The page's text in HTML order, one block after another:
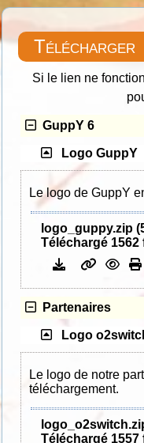
Télécharger
Si le lien ne
GuppY 6
Logo GuppY
Le logo de GuppY
logo_guppy.zip
Téléchargé 1562
Partenaires
Logo
Le logo de notre
téléchargement.
Téléchargé 1557